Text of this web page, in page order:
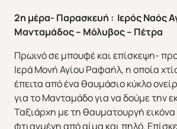
2η μέρα- Παρασκευή : Ιερός Ναός
Μανταμάδος – Μόλυβος – Πέτρα
Πρωινό σε μπουφέ και επίσκεψη-
Ιερά Μονή Αγίου Ραφαήλ, η οποία
έπειτα από ένα θαυμάσιο κύκλο
για το Μανταμάδο για να δούμε την
Ταξιάρχη με τη θαυματουργή εικόνα
φτιαγμένη από αίμα και πηλό.